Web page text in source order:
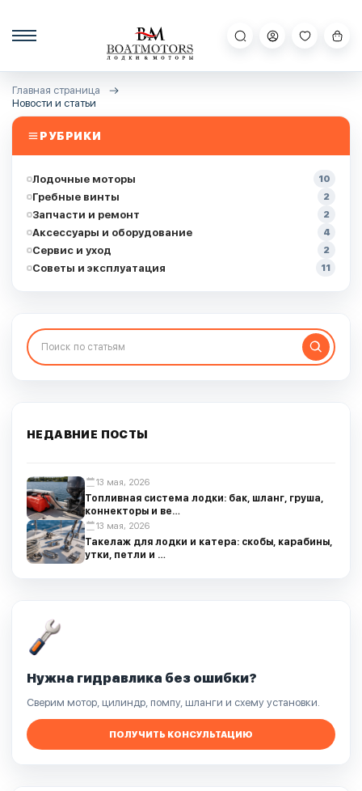
Главная страница
Новости и статьи
РУБРИКИ
Лодочные моторы 10
Гребные винты 2
Запчасти и ремонт 2
Аксессуары и оборудование 4
Сервис и уход 2
Советы и эксплуатация 11
НЕДАВНИЕ ПОСТЫ
13 мая, 2026
Топливная система лодки: бак, шланг, груша,
коннекторы и ве…
13 мая, 2026
Такелаж для лодки и катера: скобы, карабины,
утки, петли и …
Нужна гидравлика без ошибки?
Сверим мотор, цилиндр, помпу, шланги и схему установки.
ПОЛУЧИТЬ КОНСУЛЬТАЦИЮ